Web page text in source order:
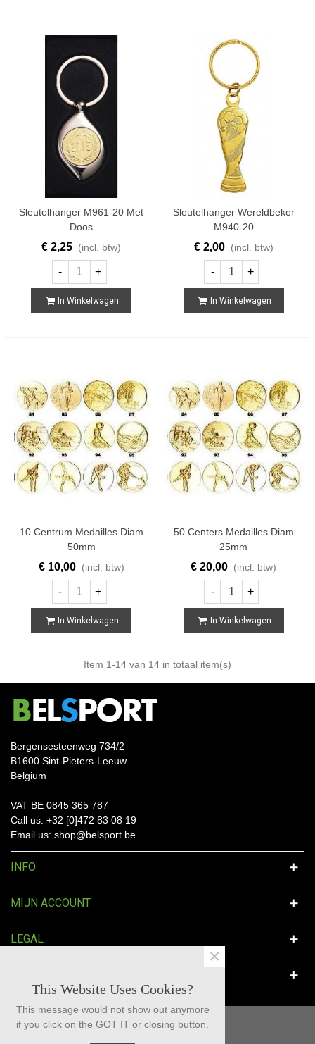
Sleutelhanger M961-20 Met
Doos
€ 2,25 (incl. btw)
- +
In Winkelwagen
Sleutelhanger Wereldbeker
M940-20
€ 2,00 (incl. btw)
- +
In Winkelwagen
10 Centrum Medailles Diam
50mm
€ 10,00 (incl. btw)
- +
In Winkelwagen
50 Centers Medailles Diam
25mm
€ 20,00 (incl. btw)
- +
In Winkelwagen
Item 1-14 van 14 in totaal item(s)
Bergensesteenweg 734/2
B1600 Sint-Pieters-Leeuw
Belgium
VAT BE 0845 365 787
Call us: +32 [0]472 83 08 19
Email us: shop@belsport.be
INFO
MIJN ACCOUNT
LEGAL
This Website Uses Cookies?
This message would not show out anymore
if you click on the GOT IT or closing button.
×